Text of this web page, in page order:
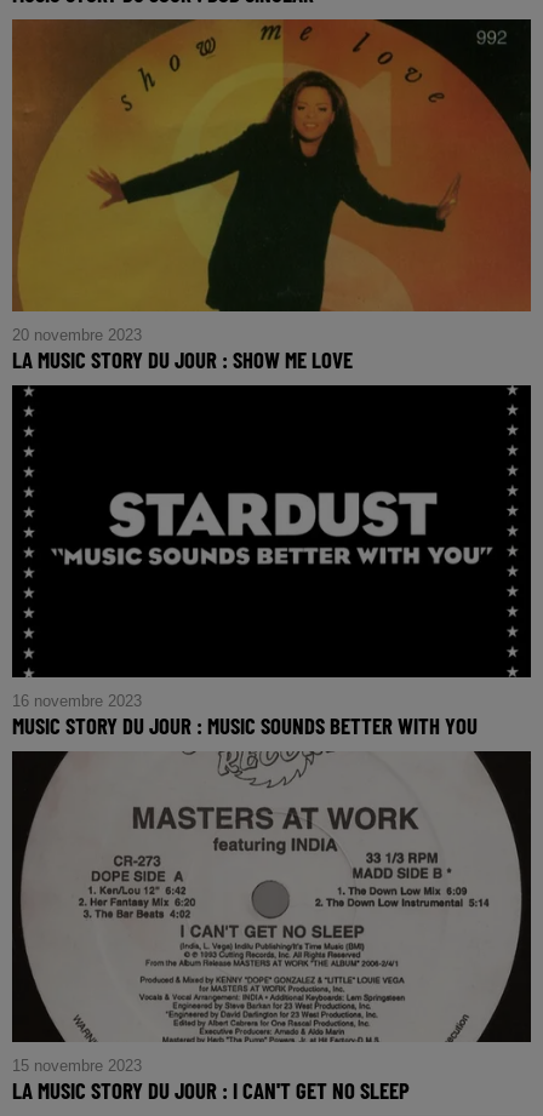
20 novembre 2023
LA MUSIC STORY DU JOUR : SHOW ME LOVE
16 novembre 2023
MUSIC STORY DU JOUR : MUSIC SOUNDS BETTER WITH YOU
15 novembre 2023
LA MUSIC STORY DU JOUR : I CAN'T GET NO SLEEP